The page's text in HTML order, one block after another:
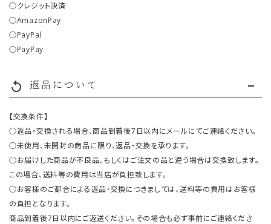
○クレジット決済
○AmazonPay
○PayPal
○PayPay
replay 返品について
【交換条件】
○返品・交換される場合、商品到着後7日以内にメールにてご連絡ください。
○未使用、未開封の商品に限り、返品・交換を承ります。
○お届けした商品が不良品、もしくはご注文の品と違う場合は交換致します。
この場合、送料等の費用は当店が負担致します。
○お客様のご都合による返品・交換につきましては、送料等の費用はお客様
の負担となります。
商品到着後7日以内にご返送ください。その場合も必ず事前にご連絡くださ